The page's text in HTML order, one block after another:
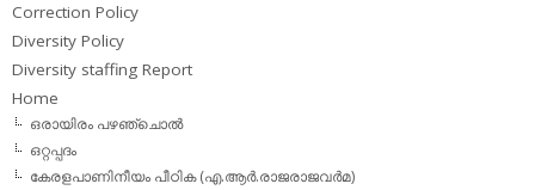
Correction Policy
Diversity Policy
Diversity staffing Report
Home
ഒരായിരം പഴഞ്ചൊല്‍
ഒറ്റപ്പദം
കേരളപാണിനീയം പീഠിക (എ.ആര്‍.രാജരാജവര്‍മ)